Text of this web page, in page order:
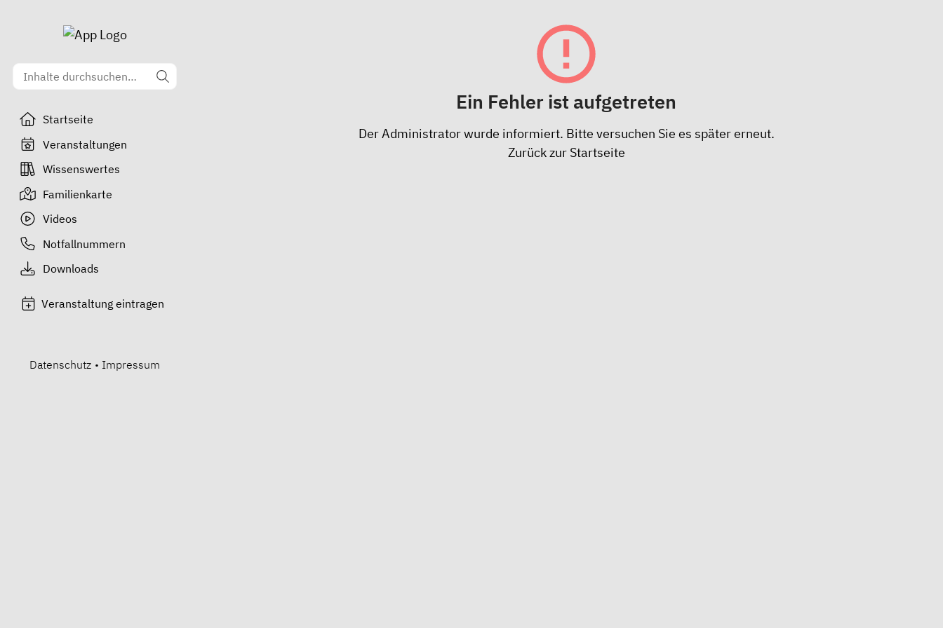
Startseite
Veranstaltungen
Wissenswertes
Familienkarte
Videos
Notfallnummern
Downloads
Veranstaltung eintragen
Datenschutz • Impressum
Ein Fehler ist aufgetreten
Der Administrator wurde informiert. Bitte versuchen Sie es später erneut.
Zurück zur Startseite